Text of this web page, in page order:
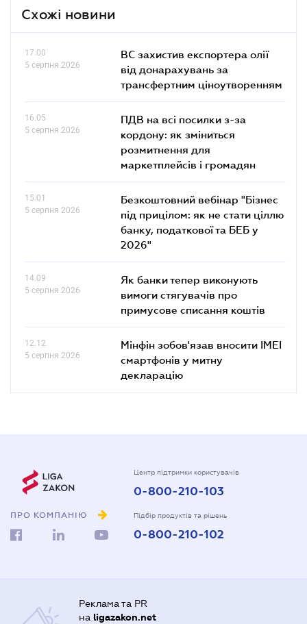
Схожі новини
17.00
5 серпня 2026
ВС захистив експортера олії
від донарахувань за
трансфертним ціноутворенням
16.05
5 серпня 2026
ПДВ на всі посилки з-за
кордону: як зміниться
розмитнення для
маркетплейсів і громадян
15.01
5 серпня 2026
Безкоштовний вебінар "Бізнес
під прицілом: як не стати ціллю
банку, податкової та БЕБ у
2026"
14.09
5 серпня 2026
Як банки тепер виконують
вимоги стягувачів про
примусове списання коштів
12.12
5 серпня 2026
Мінфін зобов'язав вносити IMEI
смартфонів у митну
декларацію
ПРО КОМПАНІЮ
Центр підтримки користувачів
0-800-210-103
Підбір продуктів та рішень
0-800-210-102
Реклама та PR
на ligazakon.net